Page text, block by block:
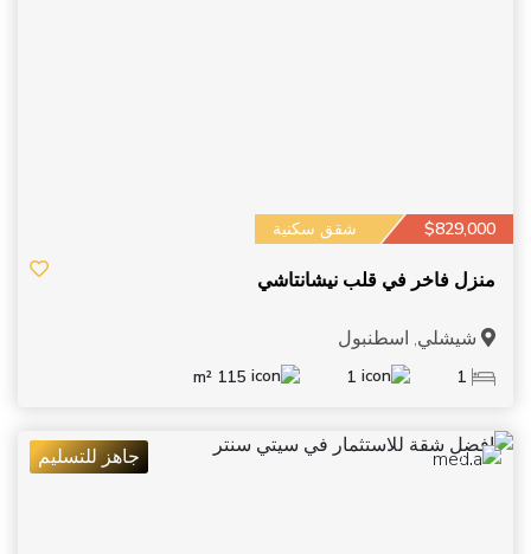
شقق سكنية $829,000
منزل فاخر في قلب نيشانتاشي
شيشلي, اسطنبول
1
1
115 m²
11 جاهز للتسليم